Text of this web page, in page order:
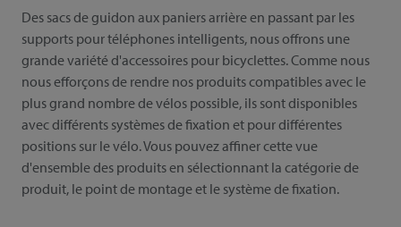
Des sacs de guidon aux paniers arrière en passant par les
supports pour téléphones intelligents, nous offrons une
grande variété d'accessoires pour bicyclettes. Comme nous
nous efforçons de rendre nos produits compatibles avec le
plus grand nombre de vélos possible, ils sont disponibles
avec différents systèmes de fixation et pour différentes
positions sur le vélo. Vous pouvez affiner cette vue
d'ensemble des produits en sélectionnant la catégorie de
produit, le point de montage et le système de fixation.